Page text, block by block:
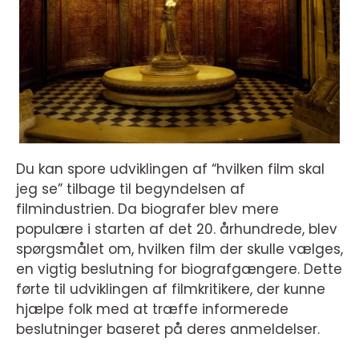
Du kan spore udviklingen af “hvilken film skal
jeg se” tilbage til begyndelsen af
filmindustrien. Da biografer blev mere
populære i starten af det 20. århundrede, blev
spørgsmålet om, hvilken film der skulle vælges,
en vigtig beslutning for biografgængere. Dette
førte til udviklingen af filmkritikere, der kunne
hjælpe folk med at træffe informerede
beslutninger baseret på deres anmeldelser.